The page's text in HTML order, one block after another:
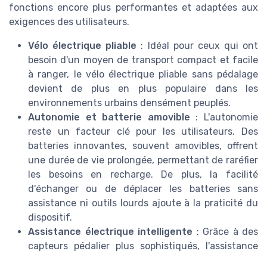
fonctions encore plus performantes et adaptées aux
exigences des utilisateurs.
Vélo électrique pliable : Idéal pour ceux qui ont
besoin d'un moyen de transport compact et facile
à ranger, le vélo électrique pliable sans pédalage
devient de plus en plus populaire dans les
environnements urbains densément peuplés.
Autonomie et batterie amovible : L'autonomie
reste un facteur clé pour les utilisateurs. Des
batteries innovantes, souvent amovibles, offrent
une durée de vie prolongée, permettant de raréfier
les besoins en recharge. De plus, la facilité
d'échanger ou de déplacer les batteries sans
assistance ni outils lourds ajoute à la praticité du
dispositif.
Assistance électrique intelligente : Grâce à des
capteurs pédalier plus sophistiqués, l'assistance